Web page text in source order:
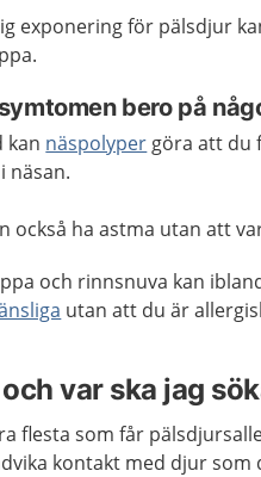
exponering för pälsdjur
bero på
kan näspolyper göra att du
näsan.
också ha astma utan att
och rinnsnuva kan
utan att du är
var ska jag
flesta som får
kontakt med djur som